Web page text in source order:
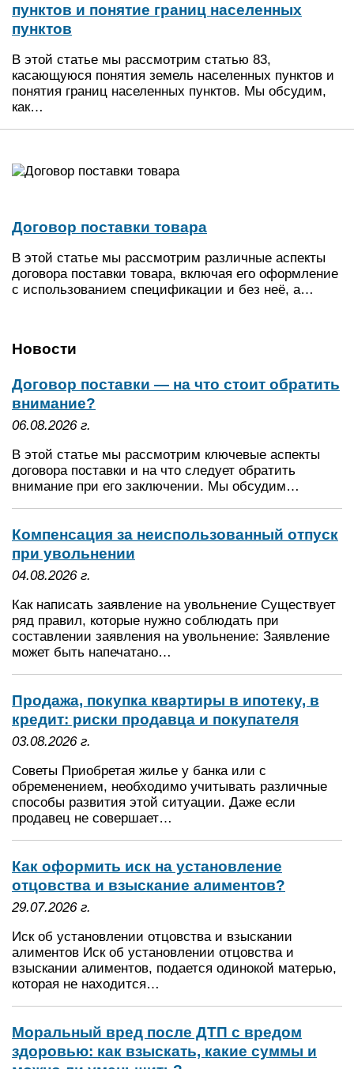
пунктов и понятие границ населенных
пунктов
В этой статье мы рассмотрим статью 83,
касающуюся понятия земель населенных пунктов и
понятия границ населенных пунктов. Мы обсудим,
как…
Договор поставки товара
В этой статье мы рассмотрим различные аспекты
договора поставки товара, включая его оформление
с использованием спецификации и без неё, а…
Новости
Договор поставки — на что стоит обратить
внимание?
06.08.2026 г.
В этой статье мы рассмотрим ключевые аспекты
договора поставки и на что следует обратить
внимание при его заключении. Мы обсудим…
Компенсация за неиспользованный отпуск
при увольнении
04.08.2026 г.
Как написать заявление на увольнение Существует
ряд правил, которые нужно соблюдать при
составлении заявления на увольнение: Заявление
может быть напечатано…
Продажа, покупка квартиры в ипотеку, в
кредит: риски продавца и покупателя
03.08.2026 г.
Советы Приобретая жилье у банка или с
обременением, необходимо учитывать различные
способы развития этой ситуации. Даже если
продавец не совершает…
Как оформить иск на установление
отцовства и взыскание алиментов?
29.07.2026 г.
Иск об установлении отцовства и взыскании
алиментов Иск об установлении отцовства и
взыскании алиментов, подается одинокой матерью,
которая не находится…
Моральный вред после ДТП с вредом
здоровью: как взыскать, какие суммы и